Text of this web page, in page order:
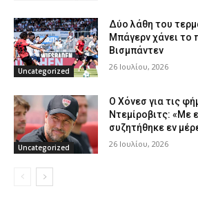
Uncategorized
Δύο λάθη του
Μπάγερν χάνει το
Βισμπάντεν
26 Ιουλίου, 2026
Uncategorized
Ο Χόνεσ για τις
Ντεμίροβιτς: «Με
συζητήθηκε εν
26 Ιουλίου, 2026